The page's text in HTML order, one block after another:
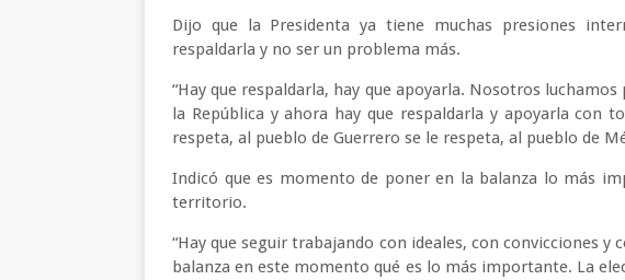
Dijo que la Presidenta ya tiene muchas presiones
respaldarla y no ser un problema más.
“Hay que respaldarla, hay que apoyarla. Nosotros
la República y ahora hay que respaldarla y apoyarla con
respeta, al pueblo de Guerrero se le respeta, al pueblo de
Indicó que es momento de poner en la balanza lo más
territorio.
“Hay que seguir trabajando con ideales, con convicciones y
balanza en este momento qué es lo más importante. La